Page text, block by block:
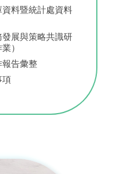
料暨統計處資料
展與策略共識研
）
告彙整
項